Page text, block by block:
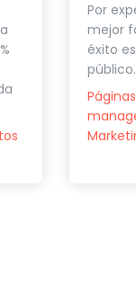
Por
mejor
éxito